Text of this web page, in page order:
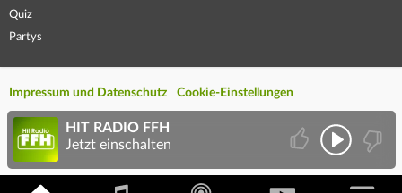
Quiz
Partys
Impressum und Datenschutz Cookie-Einstellungen
HIT RADIO FFH
Jetzt einschalten